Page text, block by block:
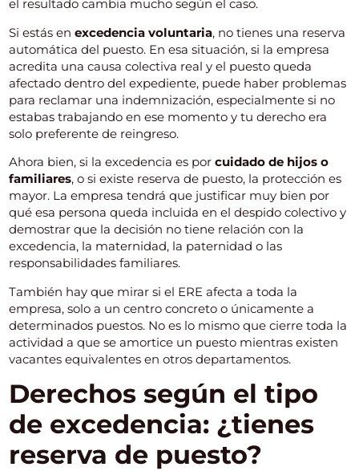
el resultado cambia mucho según el caso.
Si estás enexcedencia voluntaria, no tienes una reserva
automática del puesto. En esa situación, si la empresa
acredita una causa colectiva real y el puesto queda
afectado dentro del expediente, puede haber problemas
para reclamar una indemnización, especialmente si no
estabas trabajando en ese momento y tu derecho era
solo preferente de reingreso.
Ahora bien, si la excedencia es porcuidado de hijos o
familiares, o si existe reserva de puesto, la protección es
mayor. La empresa tendrá que justificar muy bien por
qué esa persona queda incluida en el despido colectivo y
demostrar que la decisión no tiene relación con la
excedencia, la maternidad, la paternidad o las
responsabilidades familiares.
También hay que mirar si el ERE afecta a toda la
empresa, solo a un centro concreto o únicamente a
determinados puestos. No es lo mismo que cierre toda la
actividad a que se amortice un puesto mientras existen
vacantes equivalentes en otros departamentos.
Derechos según el tipo
de excedencia: ¿tienes
reserva de puesto?